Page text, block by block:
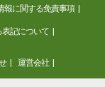
報に関する免責事項
記について
運営会社